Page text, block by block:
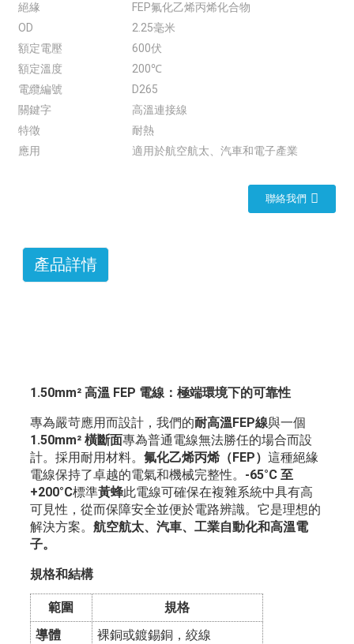
絕緣
FEP氟化乙烯丙烯化合物
OD
2.25毫米
額定電壓
600伏
額定溫度
200℃
電纜編號
D265
關鍵字
高溫連接線
特徵
耐熱
應用
適用於航空航太、汽車和電子產業
聯絡我們
產品詳情
1.50mm² 高溫 FEP 電線：極端環境下的可靠性
專為嚴苛應用而設計，我們的耐高溫FEP線與一個
1.50mm² 橫斷面專為普通電線無法勝任的場合而設
計。採用耐用材料。 氟化乙烯丙烯（FEP） 這種絕緣
電線保持了卓越的電氣和機械完整性。 -65°C 至
+200°C標準黃蜂此電線可確保在複雜系統中具有高
可見性，從而保障安全並便於電路辨識。它是理想的
解決方案。 航空航太、汽車、工業自動化和高溫電
子。
規格和結構
範圍
規格
導體
裸銅或鍍錫銅，絞線